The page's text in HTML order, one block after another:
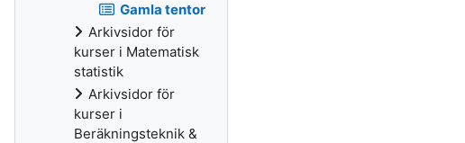
Gamla tentor
Arkivsidor för
kurser i Matematisk
statistik
Arkivsidor för
kurser i
Beräkningsteknik &